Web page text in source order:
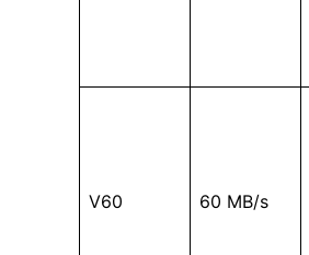
V60 60 MB/s